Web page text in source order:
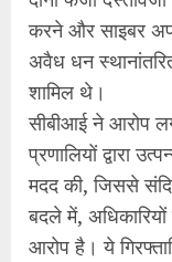
करने और साइबर
अवैध धन
शामिल थे।
सीबीआई ने आरोप
प्रणालियों द्वारा
मदद की, जिससे
बदले में,
आरोप है। ये